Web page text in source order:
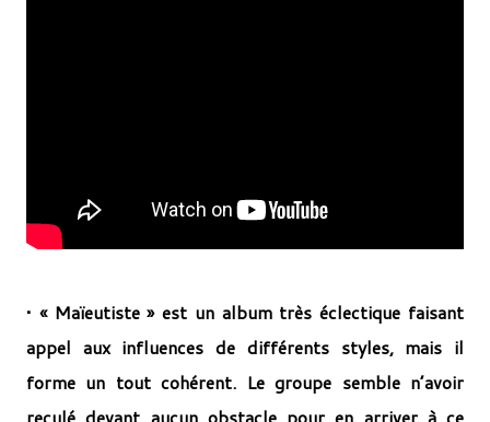
• « Maïeutiste » est un album très éclectique faisant
appel aux influences de différents styles, mais il
forme un tout cohérent. Le groupe semble n’avoir